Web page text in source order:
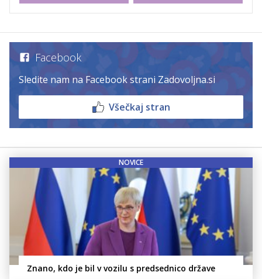
Facebook
Sledite nam na Facebook strani Zadovoljna.si
Všečkaj stran
NOVICE
Znano, kdo je bil v vozilu s predsednico države